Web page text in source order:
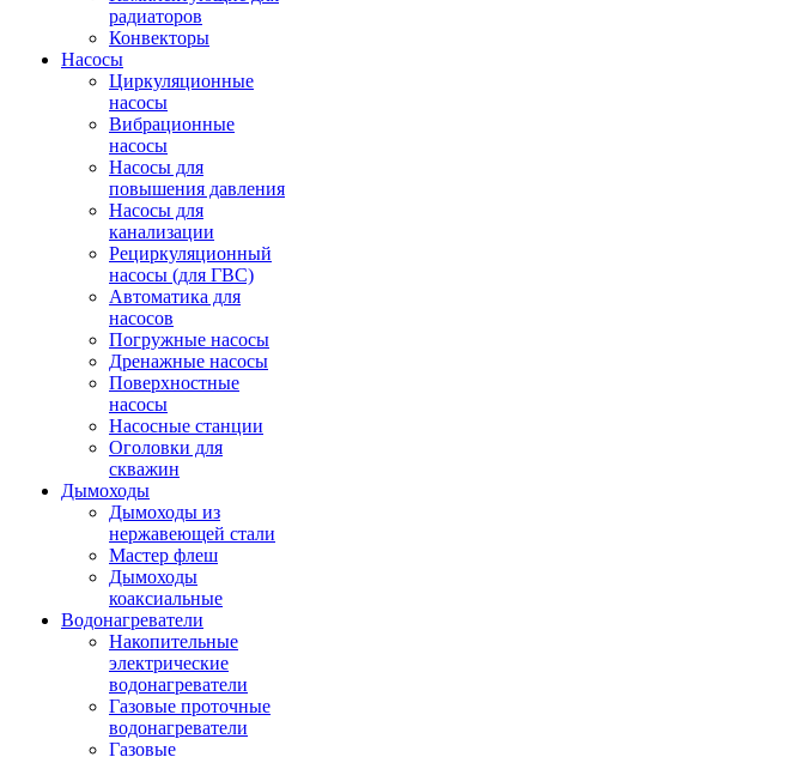
радиаторов
Конвекторы
Насосы
Циркуляционные
насосы
Вибрационные
насосы
Насосы для
повышения давления
Насосы для
канализации
Рециркуляционный
насосы (для ГВС)
Автоматика для
насосов
Погружные насосы
Дренажные насосы
Поверхностные
насосы
Насосные станции
Оголовки для
скважин
Дымоходы
Дымоходы из
нержавеющей стали
Мастер флеш
Дымоходы
коаксиальные
Водонагреватели
Накопительные
электрические
водонагреватели
Газовые проточные
водонагреватели
Газовые